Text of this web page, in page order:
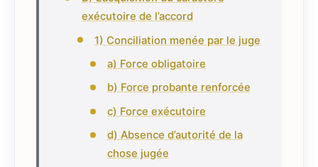
exécutoire de l’accord
1) Conciliation menée par le juge
a) Force obligatoire
b) Force probante renforcée
c) Force exécutoire
d) Absence d’autorité de la
chose jugée